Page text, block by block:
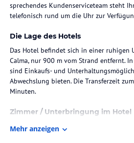
sprechendes Kundenserviceteam steht
telefonisch rund um die Uhr zur
Die Lage des Hotels
Das Hotel befindet sich in einer ruhigen
Calma, nur 900 m vom Strand entfernt.
sind Einkaufs- und
Abwechslung bieten. Die Transferzeit
Minuten.
Zimmer / Unterbringung im Hotel
Die Zimmer im Royal Suite sind
Mehr anzeigen